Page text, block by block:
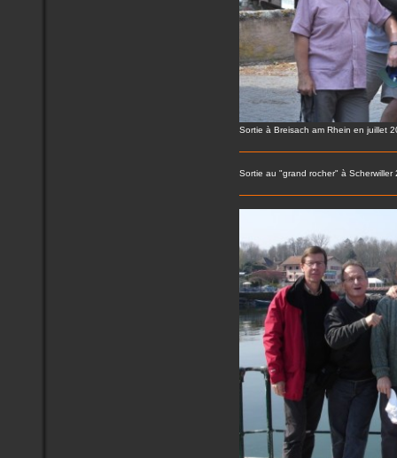
Sortie à Breisach am Rhein en juillet
Sortie au "grand rocher" à Scherwiller